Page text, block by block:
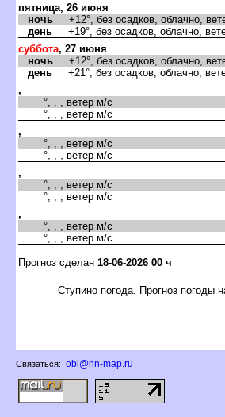
пятница, 26 июня
ночь +12°, без осадков, облачно,
день +19°, без осадков, облачно,
суббота, 27 июня
ночь +12°, без осадков, облачно,
день +21°, без осадков, облачно,
,
°, , , ветер м/с
°, , , ветер м/с
,
°, , , ветер м/с
°, , , ветер м/с
,
°, , , ветер м/с
°, , , ветер м/с
,
°, , , ветер м/с
°, , , ветер м/с
Прогноз сделан 18-06-2026 00 ч
Ступино погода. Прогноз погоды
Связаться: obl@nn-map.ru